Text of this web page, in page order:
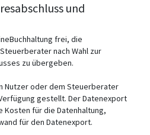
und
frei, die
nach Wahl zur
zu übergeben.
Nutzer oder dem Steuerberater
gestellt. Der Datenexport
Kosten für die Datenhaltung,
für den Datenexport.